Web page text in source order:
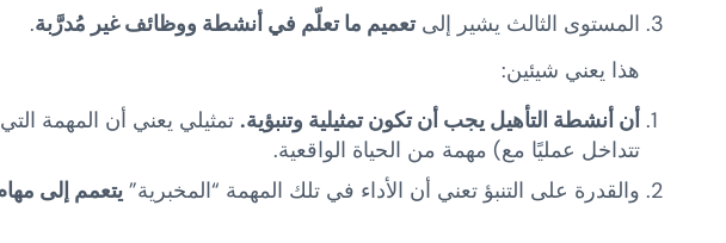
المستوى الثالث يشير إلىتعميم ما تعلّم في أنشطة ووظائف غير مُدرَّبة.
هذا يعني شيئين:
أن أنشطة التأهيل يجب أن تكون تمثيلية وتنبؤية. تمثيلي يعني أن المهمة
تتداخل عمليًا مع) مهمة من الحياة الواقعية.
والقدرة على التنبؤ تعني أن الأداء في تلك المهمة “المخبرية” يتعمم إلى